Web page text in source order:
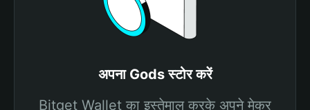
अपना Gods स्टोर करें
Bitget Wallet का इस्तेमाल करके अपने मेकर